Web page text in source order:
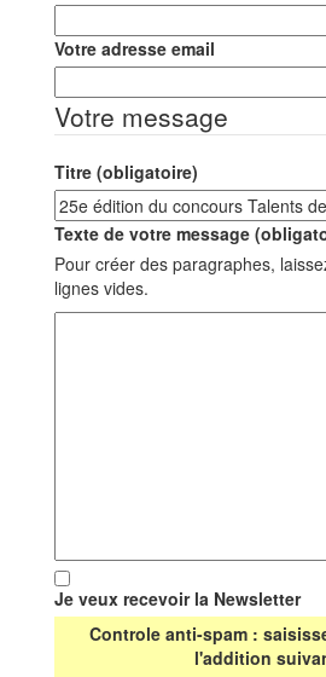
Votre adresse email
Votre message
Titre (obligatoire)
Texte de votre message
Pour créer des paragraphes,
lignes vides.
Je veux recevoir la Newsletter
Controle anti-spam :
l'addition